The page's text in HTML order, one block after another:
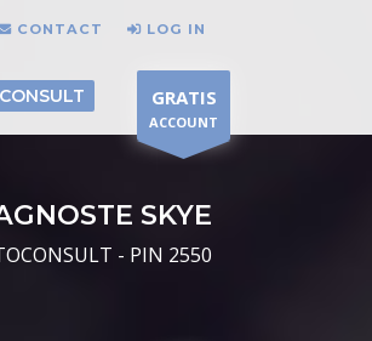
CONTACT LOG IN
GRATIS
ACCOUNT
SKYE
- PIN 2550